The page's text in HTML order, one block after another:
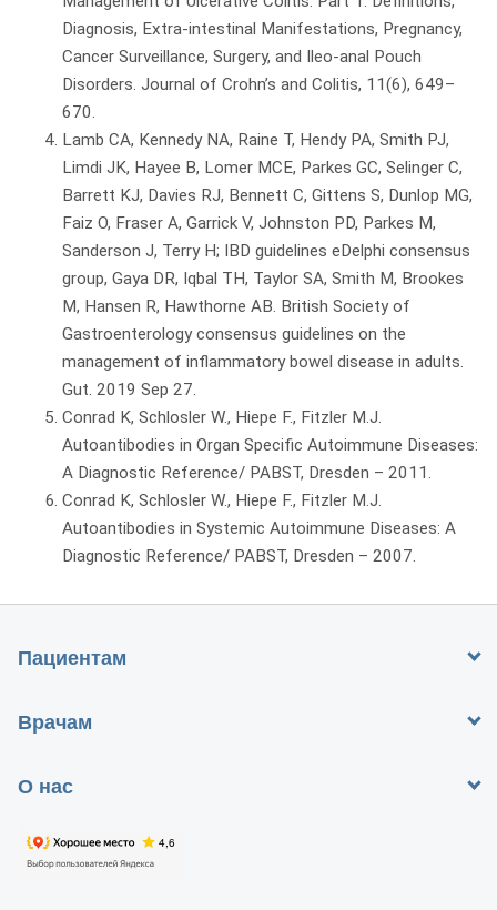
Diagnosis, Extra-intestinal Manifestations, Pregnancy,
Cancer Surveillance, Surgery, and Ileo-anal Pouch
Disorders. Journal of Crohn’s and Colitis, 11(6), 649–
670.
Lamb CA, Kennedy NA, Raine T, Hendy PA, Smith PJ,
Limdi JK, Hayee B, Lomer MCE, Parkes GC, Selinger C,
Barrett KJ, Davies RJ, Bennett C, Gittens S, Dunlop MG,
Faiz O, Fraser A, Garrick V, Johnston PD, Parkes M,
Sanderson J, Terry H; IBD guidelines eDelphi consensus
group, Gaya DR, Iqbal TH, Taylor SA, Smith M, Brookes
M, Hansen R, Hawthorne AB. British Society of
Gastroenterology consensus guidelines on the
management of inflammatory bowel disease in adults.
Gut. 2019 Sep 27.
Conrad K, Schlosler W., Hiepe F., Fitzler M.J.
Autoantibodies in Organ Specific Autoimmune Diseases:
A Diagnostic Reference/ PABST, Dresden – 2011.
Conrad K, Schlosler W., Hiepe F., Fitzler M.J.
Autoantibodies in Systemic Autoimmune Diseases: A
Diagnostic Reference/ PABST, Dresden – 2007.
Пациентам
Врачам
О нас